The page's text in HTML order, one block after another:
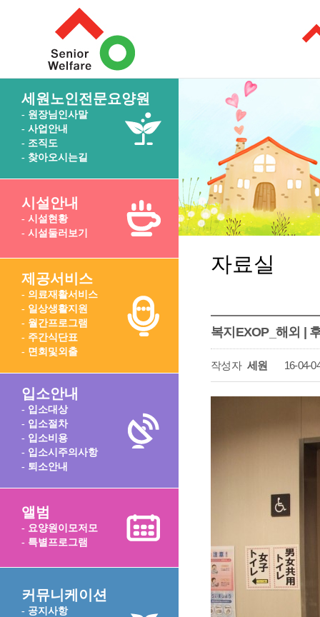
세원노인전문요양원
- 원장님인사말
- 사업안내
- 조직도
- 찾아오시는길
시설안내
- 시설현황
- 시설둘러보기
제공서비스
- 의료재활서비스
- 일상생활지원
- 월간프로그램
- 주간식단표
- 면회및외출
입소안내
- 입소대상
- 입소절차
- 입소비용
- 입소시주의사항
- 퇴소안내
앨범
- 요양원이모저모
- 특별프로그램
커뮤니케이션
- 공지사항
자료실
복지EXOP_해외 |
작성자 세원 16-04-